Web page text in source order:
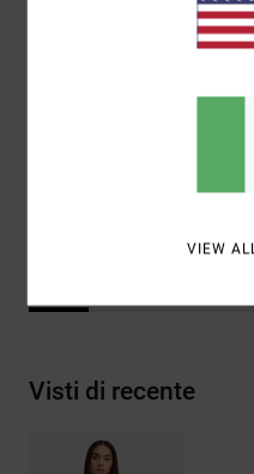
[Tessuto
ANTONIA FIGUEIREDO
Visti di recente
VIEW